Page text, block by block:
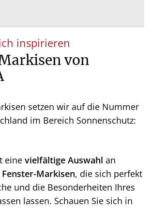
inspirieren
von
setzen wir auf die Nummer
im Bereich Sonnenschutz:
eine vielfältige Auswahl an
Fenster-Markisen, die sich perfekt
und die Besonderheiten Ihres
lassen. Schauen Sie sich in